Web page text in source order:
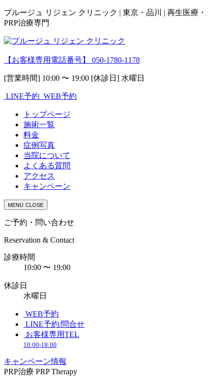
プルージュ リジェン クリニック | 東京・品川 | 再生医療・
PRP治療専門
【お客様専用電話番号】 050-1780-1178
[営業時間] 10:00 〜 19:00 [休診日] 水曜日
LINE予約 WEB予約
トップページ
施術一覧
料金
症例写真
当院について
よくある質問
アクセス
キャンペーン
MENU CLOSE
ご予約・問い合わせ
Reservation & Contact
診療時間
10:00 〜 19:00
休診日
水曜日
WEB予約
LINE予約/問合せ
お客様専用TEL
10:00-18:00
キャンペーン情報
PRP治療 PRP Therapy